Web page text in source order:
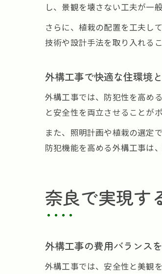
し、景観を壊さない工夫が一般
さらに、植栽の配置を工夫し
技術や設計手法を取り入れる
外構工事で快適な住環境
外構工事では、防犯性を高め
と安全性を両立させることが
また、照明計画や植栽の選定
防犯機能を高める外構工事は
奈良で実現す
外構工事の費用バランス
外構工事では、安全性と美観